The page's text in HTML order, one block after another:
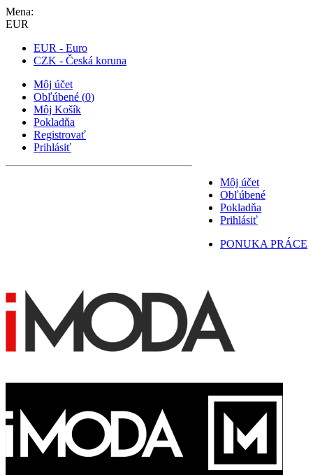
Mena:
EUR
EUR - Euro
CZK - Česká koruna
Môj účet
Obľúbené (0)
Môj Košík
Pokladňa
Registrovať
Prihlásiť
Môj účet
Obľúbené
Pokladňa
Prihlásiť
PONUKA PRÁCE